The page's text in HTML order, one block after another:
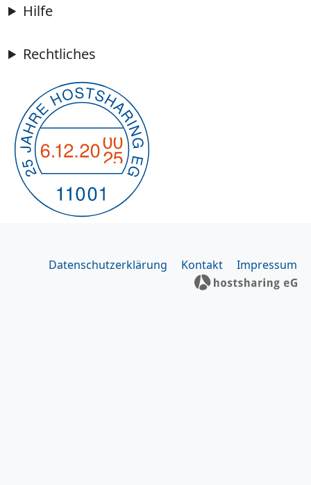
Hilfe
Rechtliches
Datenschutzerklärung Kontakt Impressum